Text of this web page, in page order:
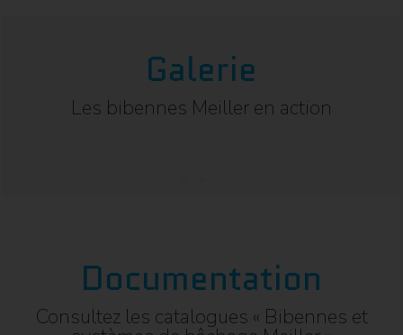
Galerie
Les bibennes Meiller en action
Documentation
Consultez les catalogues « Bibennes et